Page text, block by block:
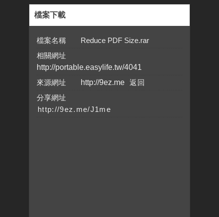
檔案下載
檔案名稱 Reduce PDF Size.rar
相關網址
http://portable.easylife.tw/4041
來源網址
http://9ez.me
分享網址